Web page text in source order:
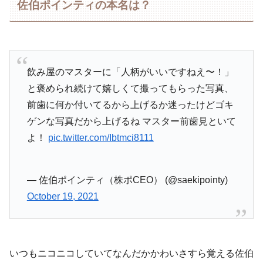
佐伯ポインティの本名は？
飲み屋のマスターに「人柄がいいですねえ〜！」
と褒められ続けて嬉しくて撮ってもらった写真、
前歯に何か付いてるから上げるか迷ったけどゴキ
ゲンな写真だから上げるね マスター前歯見といて
よ！ pic.twitter.com/Ibtmci8111
— 佐伯ポインティ（株ポCEO） (@saekipointy)
October 19, 2021
いつもニコニコしていてなんだかかわいさすら覚える佐伯